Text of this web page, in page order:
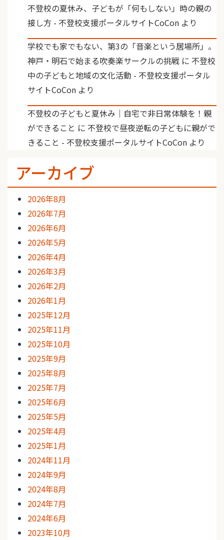
不登校の夏休み、子どもが「何もしない」時の親の
接し方 - 不登校支援ポータルサイトCoCon より
学校でも家でもない、第3の「音楽という居場所」。
神戸・明石で始まる吹奏楽サークルの挑戦 に 不登校
中の子どもと地域の文化活動 - 不登校支援ポータル
サイトCoCon より
不登校の子どもと夏休み｜自宅で非日常体験を！親
ができること に 不登校で昼夜逆転の子どもに親がで
きること - 不登校支援ポータルサイトCoCon より
アーカイブ
2026年8月
2026年7月
2026年6月
2026年5月
2026年4月
2026年3月
2026年2月
2026年1月
2025年12月
2025年11月
2025年10月
2025年9月
2025年8月
2025年7月
2025年6月
2025年5月
2025年4月
2025年1月
2024年11月
2024年9月
2024年8月
2024年7月
2024年6月
2023年10月